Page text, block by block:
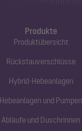
Produkte
Produktübersicht
Rückstauverschlüsse
Hybrid-Hebeanlagen
Hebeanlagen und Pumpen
Abläufe und Duschrinnen